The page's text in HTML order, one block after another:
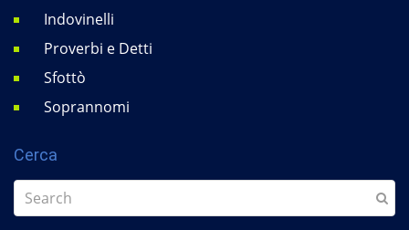
Indovinelli
Proverbi e Detti
Sfottò
Soprannomi
Cerca